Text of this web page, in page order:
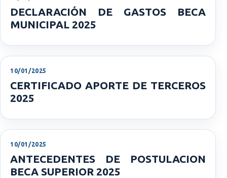
DECLARACIÓN DE GASTOS BECA
MUNICIPAL 2025
10/01/2025
CERTIFICADO APORTE DE TERCEROS
2025
10/01/2025
ANTECEDENTES DE POSTULACION
BECA SUPERIOR 2025